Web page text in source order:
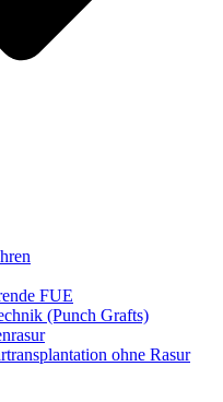
FUE
(Punch Grafts)
ohne Rasur